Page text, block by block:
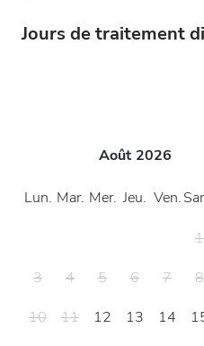
Jours de traitement
Août 2026
Lun. Mar. Mer. Jeu. Ven.
1
3
4 5 6 7 8
10
11 12 13 14